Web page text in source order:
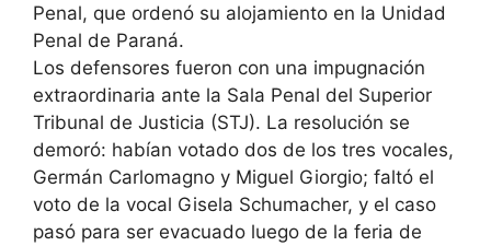
Penal, que ordenó su alojamiento en la Unidad
Penal de Paraná.
Los defensores fueron con una impugnación
extraordinaria ante la Sala Penal del Superior
Tribunal de Justicia (STJ). La resolución se
demoró: habían votado dos de los tres vocales,
Germán Carlomagno y Miguel Giorgio; faltó el
voto de la vocal Gisela Schumacher, y el caso
pasó para ser evacuado luego de la feria de